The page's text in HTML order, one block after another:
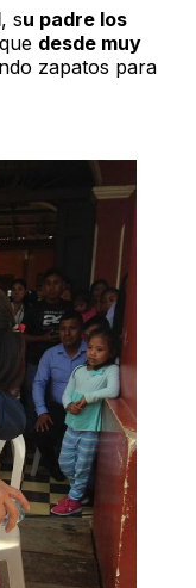
, su padre los
desde muy
zapatos para